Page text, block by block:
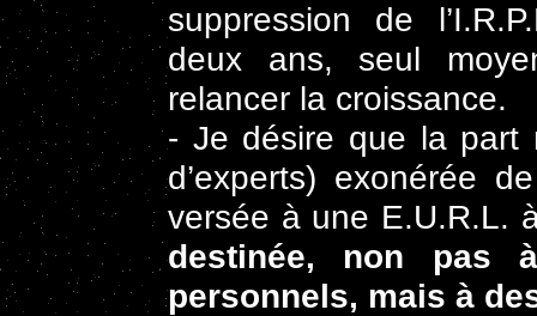
suppression de
deux ans, seul
relancer la croissance.
- Je désire que la part
d’experts) exonérée
versée à une E.U.R.L.
destinée, non pas
personnels, mais à